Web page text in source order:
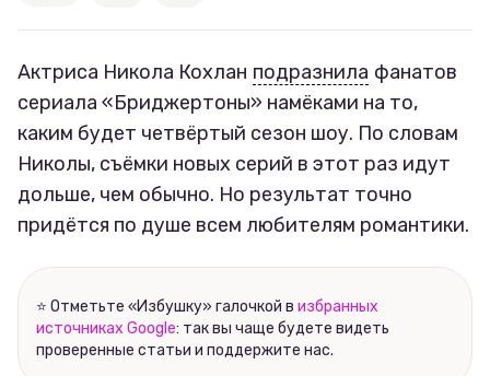
Ваши истории
Соцсети
Актриса Никола Кохлан подразнила фанатов
сериала «Бриджертоны» намёками на то,
каким будет четвёртый сезон шоу. По словам
Николы, съёмки новых серий в этот раз идут
дольше, чем обычно. Но результат точно
придётся по душе всем любителям романтики.
⭐ Отметьте «Избушку» галочкой в избранных
источниках Google: так вы чаще будете видеть
проверенные статьи и поддержите нас.